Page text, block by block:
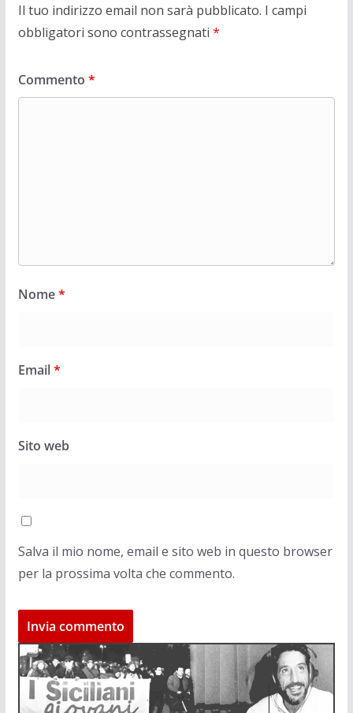
Il tuo indirizzo email non sarà pubblicato. I campi
obbligatori sono contrassegnati *
Commento *
Nome*
Email*
Sito web
Salva il mio nome, email e sito web in questo browser
per la prossima volta che commento.